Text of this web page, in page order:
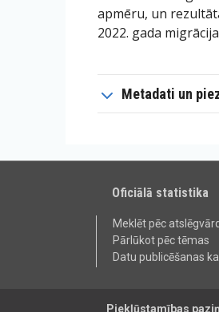
apmēru, un
2022. gada
Metadati un
Oficiālā statistika
Meklēt pēc
Pārlūkot pēc tēmas
Datu publicēšanas
Piekļūstamības